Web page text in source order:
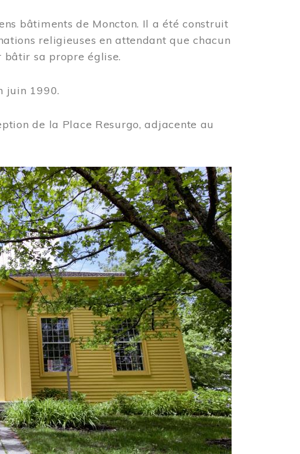
bâtiments de Moncton. Il a été construit
religieuses en attendant que chacun
bâtir sa propre église.
juin 1990.
de la Place Resurgo, adjacente au